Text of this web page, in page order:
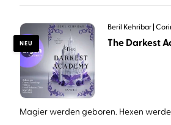
NEU
Beril Kehribar
The Darkest
Magier werden geboren. Hexen